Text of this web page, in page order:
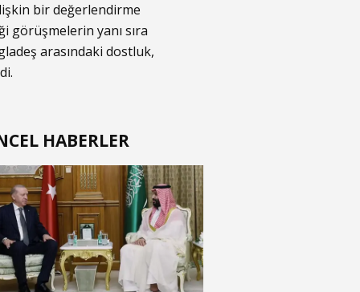
bir değerlendirme
görüşmelerin yanı sıra
arasındaki dostluk,
HABERLER